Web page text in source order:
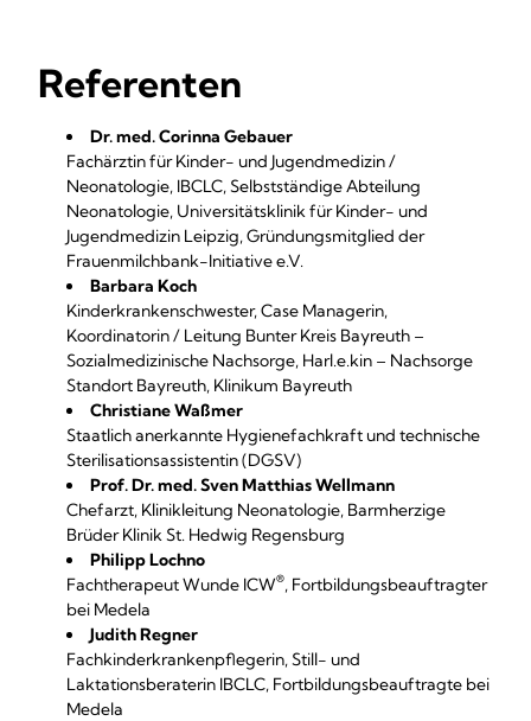
Referenten
Dr. med. Corinna Gebauer
Fachärztin für Kinder- und Jugendmedizin /
Neonatologie, IBCLC, Selbstständige Abteilung
Neonatologie, Universitätsklinik für Kinder- und
Jugendmedizin Leipzig, Gründungsmitglied der
Frauenmilchbank-Initiative e.V.
Barbara Koch
Kinderkrankenschwester, Case Managerin,
Koordinatorin / Leitung Bunter Kreis Bayreuth –
Sozialmedizinische Nachsorge, Harl.e.kin – Nachsorge
Standort Bayreuth, Klinikum Bayreuth
Christiane Waßmer
Staatlich anerkannte Hygienefachkraft und technische
Sterilisationsassistentin (DGSV)
Prof. Dr. med. Sven Matthias Wellmann
Chefarzt, Klinikleitung Neonatologie, Barmherzige
Brüder Klinik St. Hedwig Regensburg
Philipp Lochno
Fachtherapeut Wunde ICW®, Fortbildungsbeauftragter
bei Medela
Judith Regner
Fachkinderkrankenpflegerin, Still- und
Laktationsberaterin IBCLC, Fortbildungsbeauftragte bei
Medela